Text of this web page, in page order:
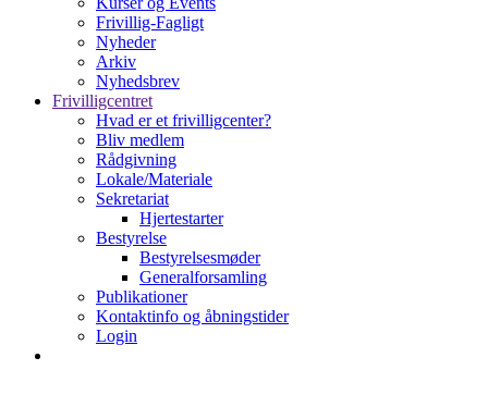
Frivillig-Fagligt
Nyheder
Arkiv
Nyhedsbrev
Frivilligcentret
Hvad er et frivilligcenter?
Bliv medlem
Rådgivning
Lokale/Materiale
Sekretariat
Hjertestarter
Bestyrelse
Bestyrelsesmøder
Generalforsamling
Publikationer
Kontaktinfo og åbningstider
Login